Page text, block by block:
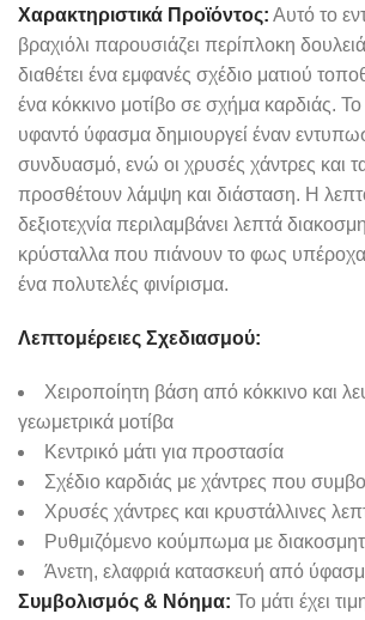
Χαρακτηριστικά Προϊόντος: Αυτό το
βραχιόλι παρουσιάζει περίπλοκη
διαθέτει ένα εμφανές σχέδιο ματιού
ένα κόκκινο μοτίβο σε σχήμα καρδιάς. Το
υφαντό ύφασμα δημιουργεί έναν
συνδυασμό, ενώ οι χρυσές χάντρες και
προσθέτουν λάμψη και διάσταση. Η
δεξιοτεχνία περιλαμβάνει λεπτά
κρύσταλλα που πιάνουν το φως
ένα πολυτελές φινίρισμα.
Λεπτομέρειες Σχεδιασμού:
Χειροποίητη βάση από κόκκινο και
γεωμετρικά μοτίβα
Κεντρικό μάτι για προστασία
Σχέδιο καρδιάς με χάντρες που
Χρυσές χάντρες και κρυστάλλινες
Ρυθμιζόμενο κούμπωμα με
Άνετη, ελαφριά κατασκευή από
Συμβολισμός & Νόημα: Το μάτι έχει